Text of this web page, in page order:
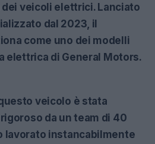
veicoli elettrici. Lanciato
dal 2023, il
come uno dei modelli
elettrica di General Motors.
veicolo è stata
da un team di 40
lavorato instancabilmente